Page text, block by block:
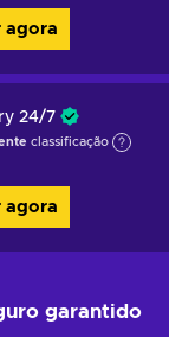
agora
24/7
classificação
agora
garantido